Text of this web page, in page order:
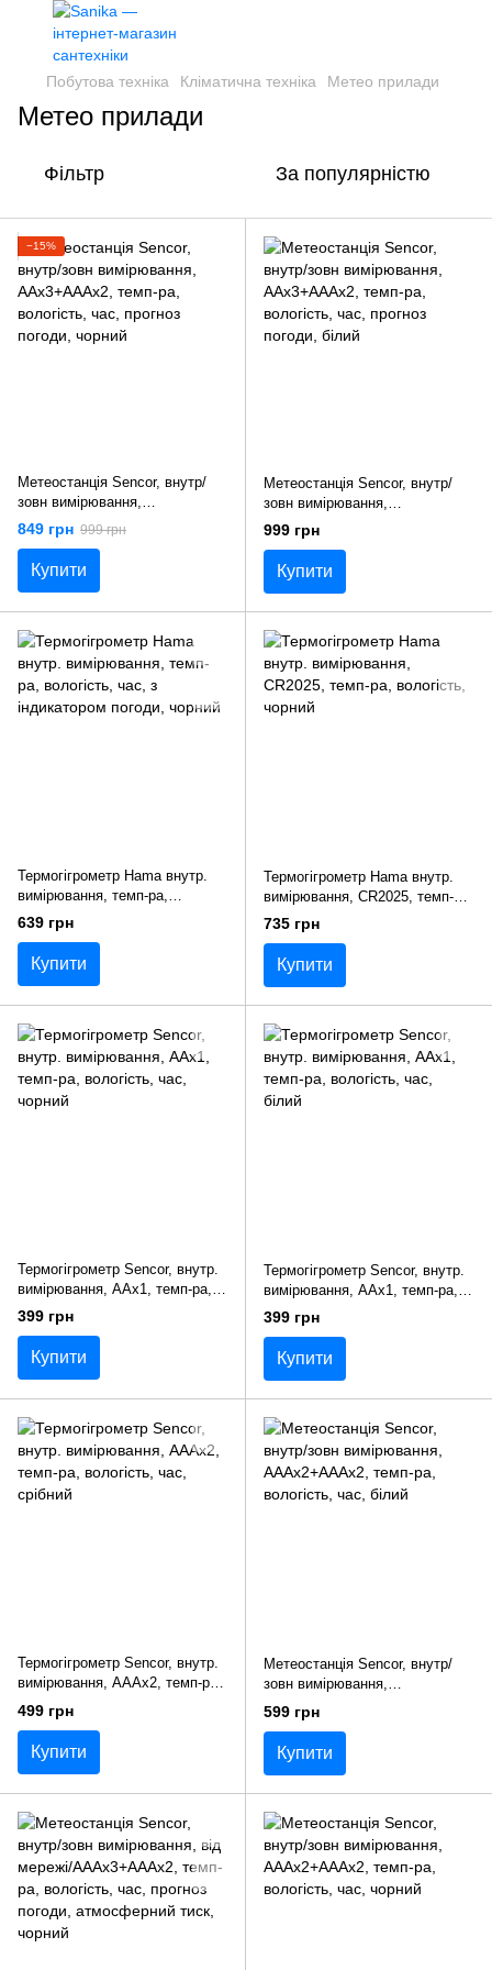
Побутова техніка Кліматична техніка Метео прилади
Метео прилади
Фільтр За популярністю
−15%
Метеостанція Sencor, внутр/
зовн вимірювання,
ААх3+АAАх2, темп-ра,
вологість, час, прогноз погоди,
чорний
849 грн 999 грн
Купити
Метеостанція Sencor, внутр/
зовн вимірювання,
AAx3+AAAx2, темп-ра,
вологість, час, прогноз погоди,
білий
999 грн
Купити
Термогігрометр Hama внутр.
вимірювання, темп-ра,
вологість, час, з індикатором
погоди, чорний
639 грн
Купити
Термогігрометр Hama внутр.
вимірювання, CR2025, темп-ра,
вологість, чорний
735 грн
Купити
Термогігрометр Sencor, внутр.
вимірювання, AAx1, темп-ра,
вологість, час, чорний
399 грн
Купити
Термогігрометр Sencor, внутр.
вимірювання, AAx1, темп-ра,
вологість, час, білий
399 грн
Купити
Термогігрометр Sencor, внутр.
вимірювання, АААх2, темп-ра,
вологість, час, срібний
499 грн
Купити
Метеостанція Sencor, внутр/
зовн вимірювання,
AAAx2+АААх2, темп-ра,
вологість, час, білий
599 грн
Купити